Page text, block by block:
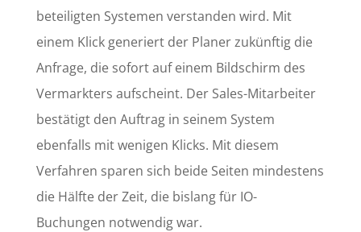
beteiligten Systemen verstanden wird. Mit
einem Klick generiert der Planer zukünftig die
Anfrage, die sofort auf einem Bildschirm des
Vermarkters aufscheint. Der Sales-Mitarbeiter
bestätigt den Auftrag in seinem System
ebenfalls mit wenigen Klicks. Mit diesem
Verfahren sparen sich beide Seiten mindestens
die Hälfte der Zeit, die bislang für IO-
Buchungen notwendig war.